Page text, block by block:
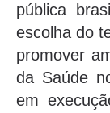
pública
escolha do
promover
da Saúde
em